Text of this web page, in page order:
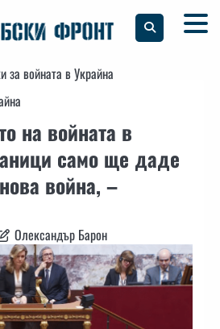
за войната в Украйна
на войната в
само ще даде
война, –
Олександър Барон